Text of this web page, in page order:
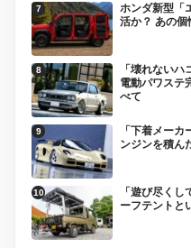
ホンダ新型「
活か？ あの
「壊れない
電動パワステ
べて
「下着メー
ンジンを積ん
「遊び尽く
ーフテントと